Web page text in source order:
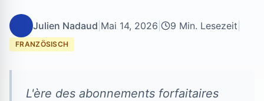
Julien Nadaud Mai 14, 2026 9 Min. Lesezeit
FRANZÖSISCH
L'ère des abonnements forfaitaires